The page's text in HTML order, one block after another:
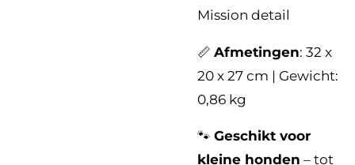
Mission detail
📏 Afmetingen: 32 x
20 x 27 cm | Gewicht:
0,86 kg
🐾 Geschikt voor
kleine honden – tot